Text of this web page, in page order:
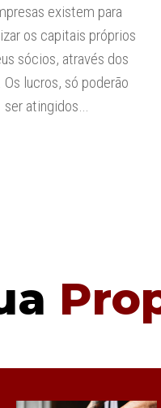
existem para
os capitais próprios
sócios, através dos
Os lucros, só poderão
ser atingidos…